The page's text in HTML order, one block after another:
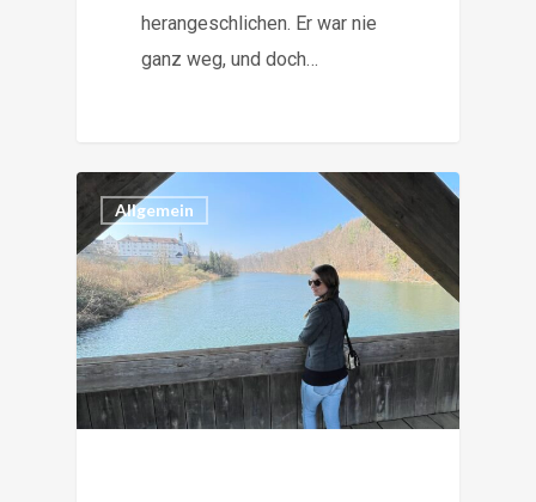
herangeschlichen. Er war nie
ganz weg, und doch…
Allgemein